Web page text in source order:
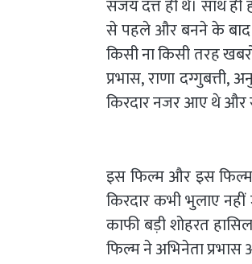
संजय दत्त ही थे। साथ
से पहले और बनने के बाद
किसी ना किसी तरह
प्रभास, राणा दग्गुबत्ती,
किरदार नजर आए थे और
इस फिल्म और इस
किरदार कभी भुलाए
काफी बड़ी शोहरत
फिल्म ने अभिनेता